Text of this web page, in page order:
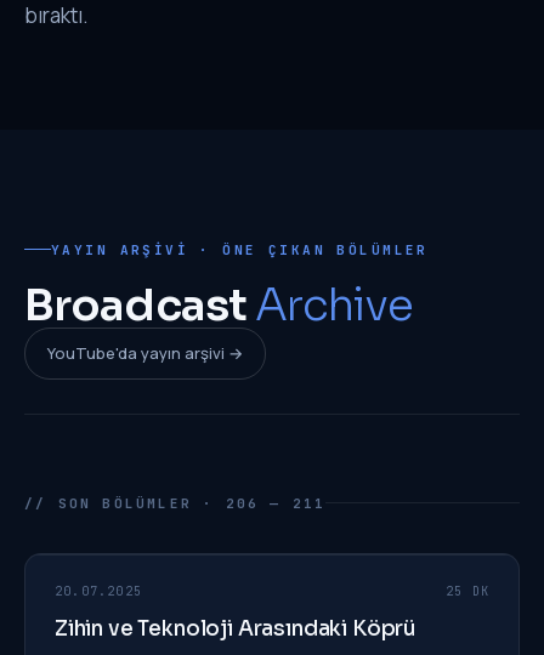
bıraktı.
YAYIN ARŞIVI · ÖNE ÇIKAN BÖLÜMLER
BroadcastArchive
YouTube'da yayın arşivi →
// SON BÖLÜMLER · 206 — 211
EP 211
20.07.2025 25 DK
Zihin ve Teknoloji Arasındaki Köprü